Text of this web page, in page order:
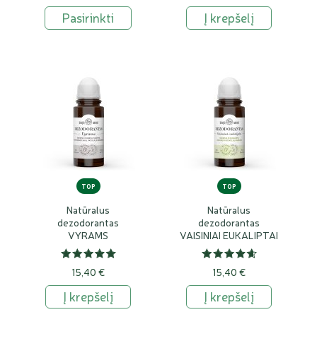
Pasirinkti Į krepšelį
TOP
Natūralus
dezodorantas
VYRAMS
15,40 €
Į krepšelį
TOP
Natūralus
dezodorantas
VAISINIAI EUKALIPTAI
15,40 €
Į krepšelį